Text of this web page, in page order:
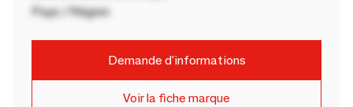
Pays / Région
Demande d'informations
Voir la fiche marque